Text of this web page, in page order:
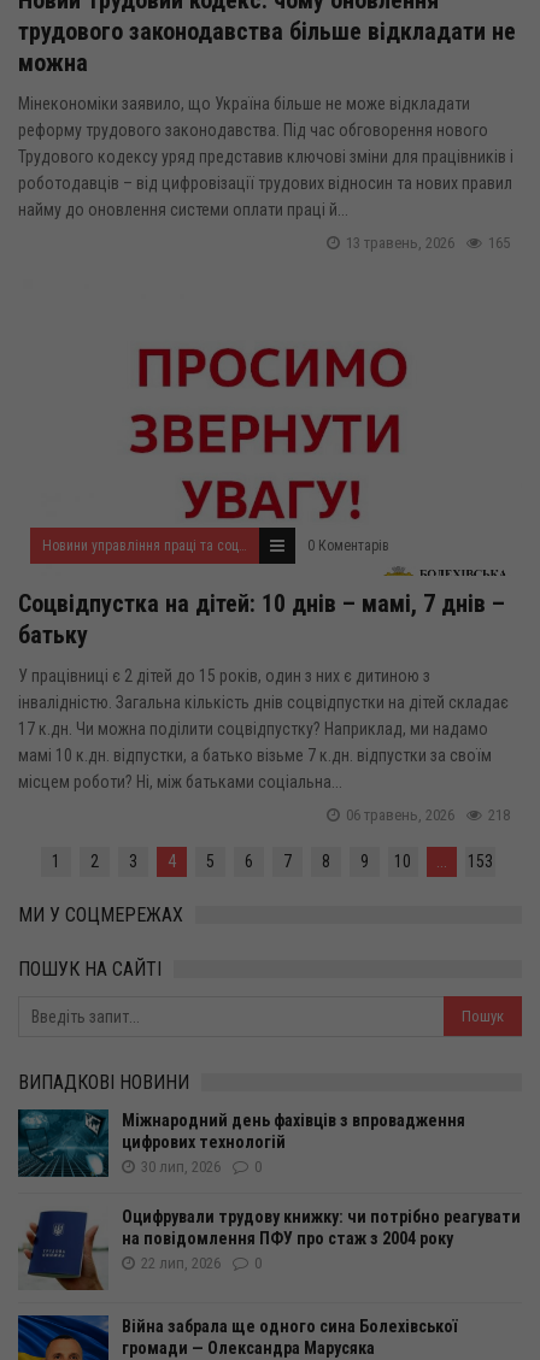
трудового законодавства більше відкладати не
можна
Мінекономіки заявило, що Україна більше не може відкладати
реформу трудового законодавства. Під час обговорення нового
Трудового кодексу уряд представив ключові зміни для працівників і
роботодавців – від цифровізації трудових відносин та нових правил
найму до оновлення системи оплати праці й...
165
13 травень, 2026
0 Коментарів
Соцвідпустка на дітей: 10 днів – мамі, 7 днів –
батьку
У працівниці є 2 дітей до 15 років, один з них є дитиною з
інвалідністю. Загальна кількість днів соцвідпустки на дітей складає
17 к.дн. Чи можна поділити соцвідпустку? Наприклад, ми надамо
мамі 10 к.дн. відпустки, а батько візьме 7 к.дн. відпустки за своїм
місцем роботи? Ні, між батьками соціальна...
218
06 травень, 2026
1 2 3 4 5 6 7 8 9 10 153
МИ У СОЦМЕРЕЖАХ
ПОШУК НА САЙТІ
ВИПАДКОВІ НОВИНИ
Міжнародний день фахівців з впровадження
цифрових технологій
30 лип, 2026 0
Оцифрували трудову книжку: чи потрібно реагувати
на повідомлення ПФУ про стаж з 2004 року
22 лип, 2026 0
Війна забрала ще одного сина Болехівської
громади — Олександра Марусяка